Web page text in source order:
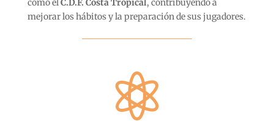
como elC.D.F. Costa Tropical, contribuyendo a
mejorar los hábitos y la preparación de sus jugadores.
